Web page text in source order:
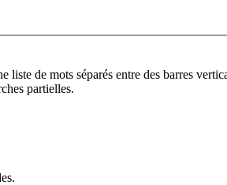
de mots séparés entre des barres
partielles.